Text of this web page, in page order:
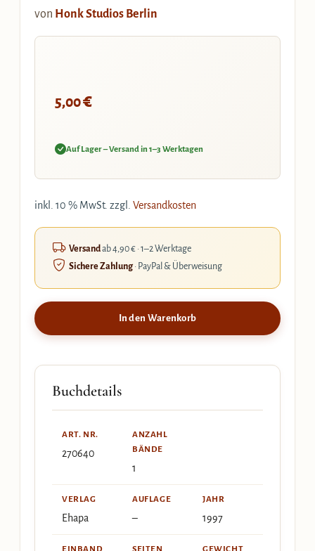
von Honk Studios Berlin
5,00€
Auf Lager – Versand in 1–3 Werktagen
inkl. 10 % MwSt. zzgl. Versandkosten
Versandab 4,90 € · 1–2 Werktage
Sichere Zahlung· PayPal & Überweisung
In den Warenkorb
Buchdetails
ART. NR.
270640
ANZAHL
BÄNDE
1
VERLAG
Ehapa
AUFLAGE
–
JAHR
1997
EINBAND SEITEN GEWICHT